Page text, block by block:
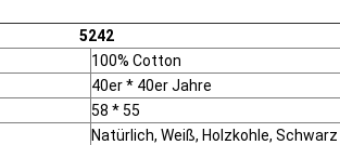
5242
100% Cotton
40er * 40er Jahre
58 * 55
Natürlich, Weiß, Holzkohle, Schwarz